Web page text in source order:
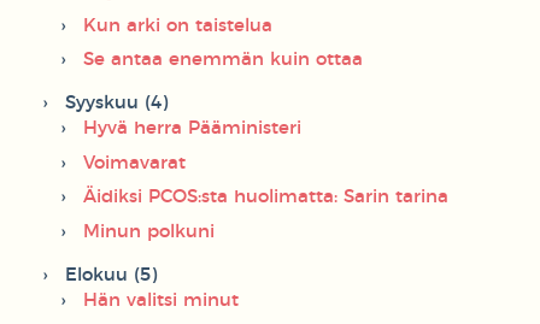
Kun arki on taistelua
Se antaa enemmän kuin ottaa
Syyskuu (4)
Hyvä herra Pääministeri
Voimavarat
Äidiksi PCOS:sta huolimatta: Sarin tarina
Minun polkuni
Elokuu (5)
Hän valitsi minut